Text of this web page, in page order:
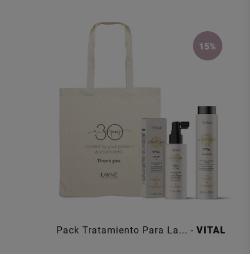
Pack Tratamiento Para La... -VITAL